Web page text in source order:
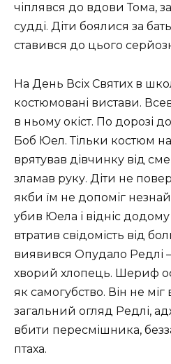
чіплявся до вдови Тома,
судді. Діти боялися за
ставився до цього
На День Всіх Святих в
костюмовані вистави.
в ньому окіст. По дорозі
Боб Юел. Тільки костюм
врятував дівчинку від
зламав руку. Діти не
якби їм не допоміг
убив Юела і відніс
втратив свідомість від
виявився Опудало Редлі
хворий хлопець. Шериф
як самогубство. Він не міг
загальний огляд Редлі,
вбити пересмішника,
птаха.